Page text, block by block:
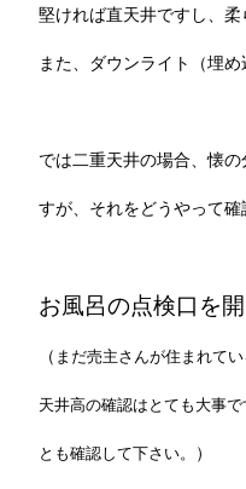
堅ければ直天井ですし、柔
また、ダウンライト（埋
では二重天井の場合、懐
すが、それをどうやって確
お風呂の点検口を
（ まだ売主さんが住まれて
天井高の確認はとても大事
とも確認して下さい。 ）